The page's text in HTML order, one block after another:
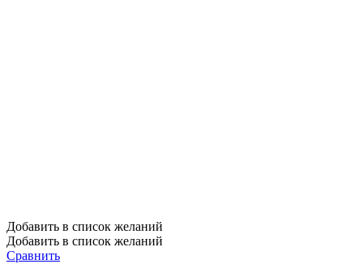
Добавить в список желаний
Добавить в список желаний
Сравнить